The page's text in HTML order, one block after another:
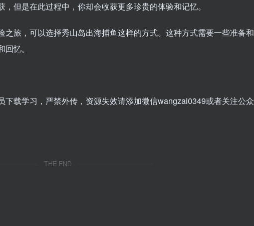
但是在此过程中，你却会收获更多珍贵的体验和记忆。
旅，可以选择秀山岛出海捕鱼这样的方式。这种方式需要一些准备和
忆。
下载学习，严禁外传，资源失效请添加微信wangzai0349或者关注公众
THE END